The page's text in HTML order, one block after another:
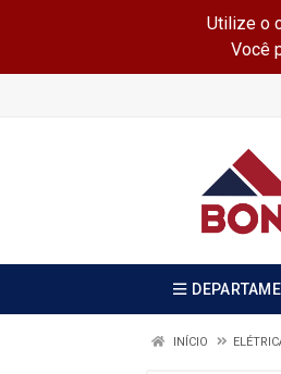
Utilize o
Você
INÍCIO